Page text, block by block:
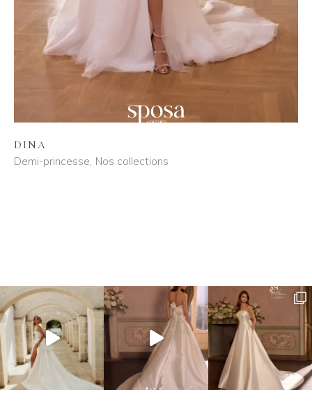
DINA
Demi-princesse Nos collections